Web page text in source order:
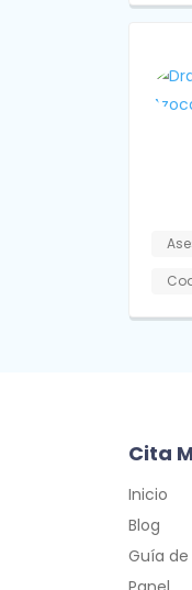
Cita
Inicio
Blog
Guía de